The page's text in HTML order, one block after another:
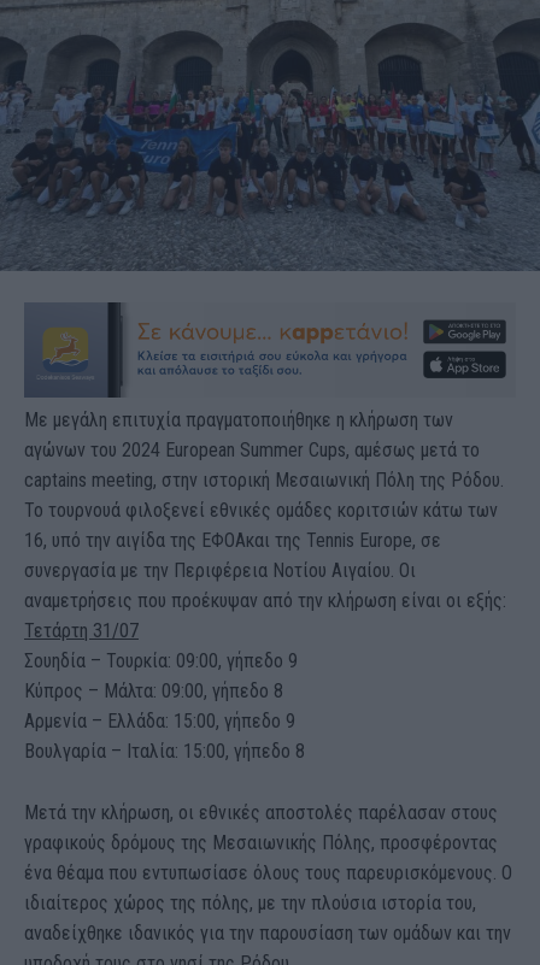
Με μεγάλη επιτυχία πραγματοποιήθηκε η κλήρωση των
αγώνων του 2024 European Summer Cups, αμέσως μετά το
captains meeting, στην ιστορική Μεσαιωνική Πόλη της Ρόδου.
Το τουρνουά φιλοξενεί εθνικές ομάδες κοριτσιών κάτω των
16, υπό την αιγίδα της ΕΦΟΑκαι της Tennis Europe, σε
συνεργασία με την Περιφέρεια Νοτίου Αιγαίου. Οι
αναμετρήσεις που προέκυψαν από την κλήρωση είναι οι εξής:
Τετάρτη 31/07
Σουηδία – Τουρκία: 09:00, γήπεδο 9
Κύπρος – Μάλτα: 09:00, γήπεδο 8
Αρμενία – Ελλάδα: 15:00, γήπεδο 9
Βουλγαρία – Ιταλία: 15:00, γήπεδο 8
Μετά την κλήρωση, οι εθνικές αποστολές παρέλασαν στους
γραφικούς δρόμους της Μεσαιωνικής Πόλης, προσφέροντας
ένα θέαμα που εντυπωσίασε όλους τους παρευρισκόμενους. Ο
ιδιαίτερος χώρος της πόλης, με την πλούσια ιστορία του,
αναδείχθηκε ιδανικός για την παρουσίαση των ομάδων και την